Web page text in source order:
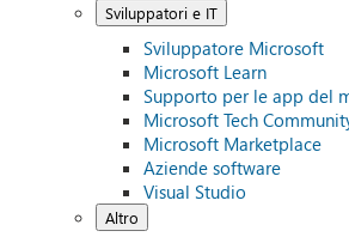
Sviluppatori e IT
Sviluppatore Microsoft
Microsoft Learn
Supporto per le app del
Microsoft Tech
Microsoft Marketplace
Aziende software
Visual Studio
Altro